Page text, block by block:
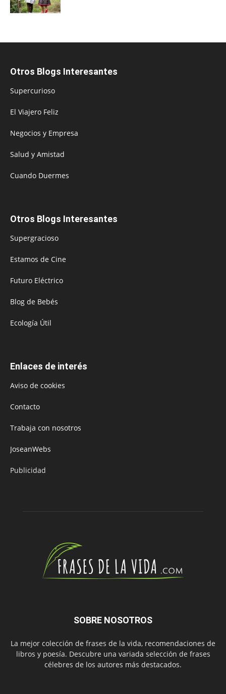
Otros Blogs Interesantes
Supercurioso
El Viajero Feliz
Negocios y Empresa
Salud y Amistad
Cuando Duermes
Otros Blogs Interesantes
Supergracioso
Estamos de Cine
Futuro Eléctrico
Blog de Bebés
Ecología Útil
Enlaces de interés
Aviso de cookies
Contacto
Trabaja con nosotros
JoseanWebs
Publicidad
SOBRE NOSOTROS
La mejor colección de frases de la vida, recomendaciones de
libros y poesía. Descubre una variada selección de frases
célebres de los autores más destacados.